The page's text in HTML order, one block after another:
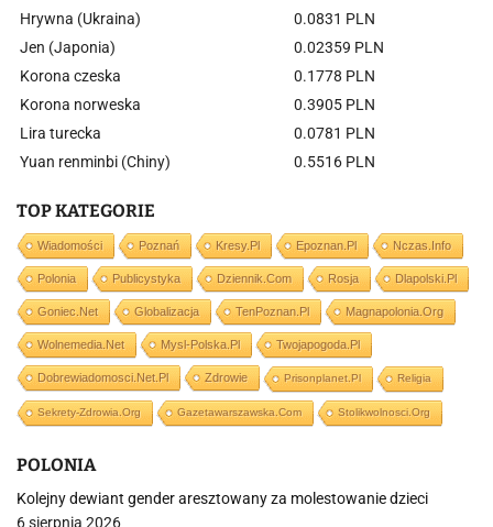
Hrywna (Ukraina)
0.0831 PLN
Jen (Japonia)
0.02359 PLN
Korona czeska
0.1778 PLN
Korona norweska
0.3905 PLN
Lira turecka
0.0781 PLN
Yuan renminbi (Chiny)
0.5516 PLN
TOP KATEGORIE
Wiadomości Poznań Kresy.pl Epoznan.pl Nczas.info
Polonia Publicystyka Dziennik.com Rosja Dlapolski.pl
Goniec.net Globalizacja TenPoznan.pl Magnapolonia.org
Wolnemedia.net Mysl-Polska.pl Twojapogoda.pl
Dobrewiadomosci.net.pl Zdrowie Prisonplanet.pl Religia
Sekrety-Zdrowia.org Gazetawarszawska.com Stolikwolnosci.org
POLONIA
Kolejny dewiant gender aresztowany za molestowanie dzieci
6 sierpnia 2026